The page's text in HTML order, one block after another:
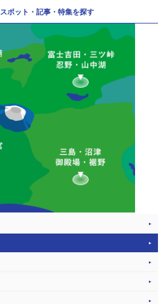
スポット・記事・特集を探す